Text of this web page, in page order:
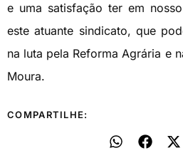
e uma satisfação ter em
este atuante sindicato, que
na luta pela Reforma Agrária e
Moura.
COMPARTILHE: